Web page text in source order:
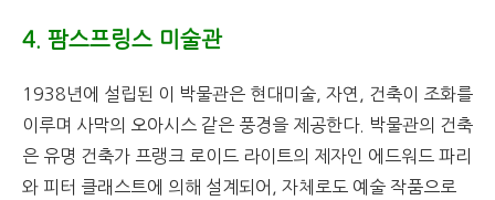
4. 팜스프링스 미술관
1938년에 설립된 이 박물관은 현대미술, 자연, 건축이 조화를
이루며 사막의 오아시스 같은 풍경을 제공한다. 박물관의 건축
은 유명 건축가 프랭크 로이드 라이트의 제자인 에드워드 파리
와 피터 클래스트에 의해 설계되어, 자체로도 예술 작품으로